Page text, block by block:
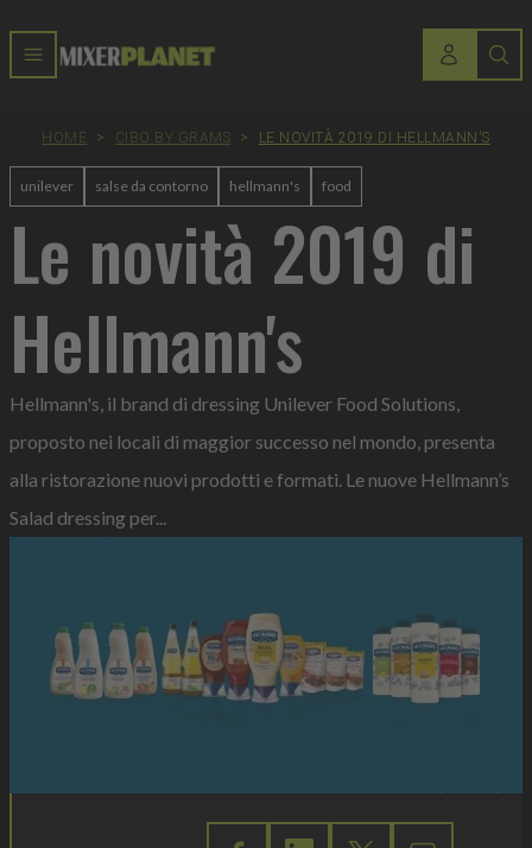
HOME > CIBO BY GRAMS > LE NOVITÀ 2019 DI HELLMANN'S
unilever salse da contorno hellmann's food
Le novità 2019 di
Hellmann's
Hellmann's, il brand di dressing Unilever Food Solutions,
proposto nei locali di maggior successo nel mondo, presenta
alla ristorazione nuovi prodotti e formati. Le nuove Hellmann’s
Salad dressing per...